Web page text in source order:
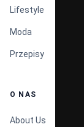
Lifestyle
Moda
Przepisy
O NAS
About Us